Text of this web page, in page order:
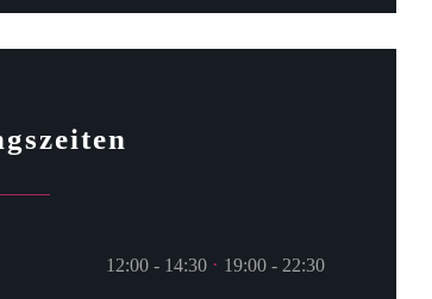
12:00 - 14:30 • 19:00 - 22:30